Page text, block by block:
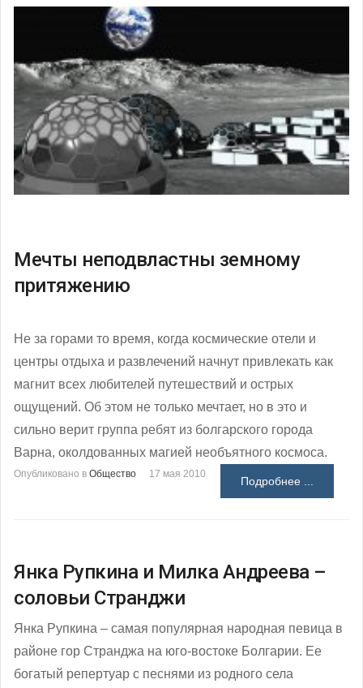
Мечты неподвластны земному
притяжению
Не за горами то время, когда космические отели и
центры отдыха и развлечений начнут привлекать как
магнит всех любителей путешествий и острых
ощущений. Об этом не только мечтает, но в это и
сильно верит группа ребят из болгарского города
Варна, околдованных магией необъятного космоса.
Опубликовано в Общество 17 мая 2010
Подробнее ...
Янка Рупкина и Милка Андреева –
соловьи Странджи
Янка Рупкина – самая популярная народная певица в
районе гор Странджа на юго-востоке Болгарии. Ее
богатый репертуар с песнями из родного села